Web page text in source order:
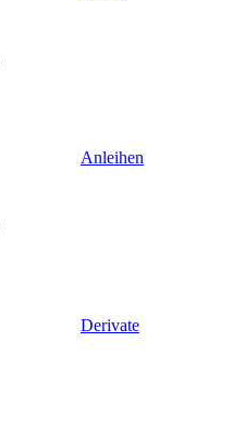
Anleihen
Derivate